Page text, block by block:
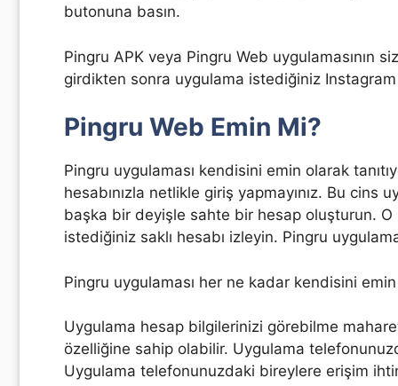
butonuna basın.
Pingru APK veya Pingru Web uygulamasının
girdikten sonra uygulama istediğiniz Instagram
Pingru Web Emin Mi?
Pingru uygulaması kendisini emin olarak
hesabınızla netlikle giriş yapmayınız. Bu
başka bir deyişle sahte bir hesap oluşturun.
istediğiniz saklı hesabı izleyin. Pingru
Pingru uygulaması her ne kadar kendisini
Uygulama hesap bilgilerinizi görebilme
özelliğine sahip olabilir. Uygulama
Uygulama telefonunuzdaki bireylere erişim